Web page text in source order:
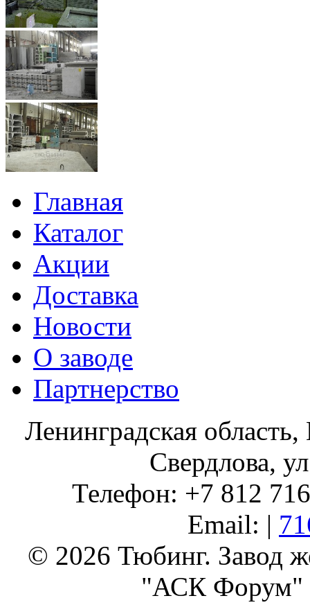
Главная
Каталог
Акции
Доставка
Новости
О заводе
Партнерство
Ленинградская
Свердлова,
Телефон: +7 812
Email: |
© 2026 Тюбинг. Завод
"АСК Форум"